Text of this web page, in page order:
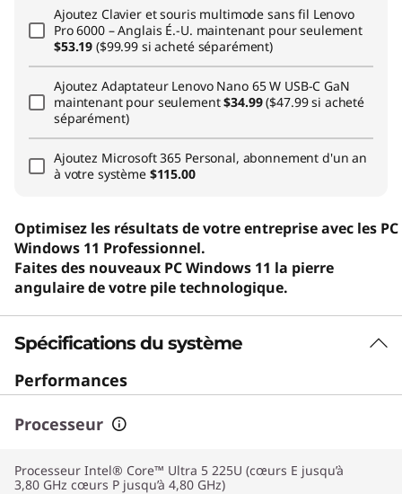
Ajoutez Clavier et souris multimode sans fil Lenovo
Pro 6000 – Anglais É.-U. maintenant pour seulement
$53.19($99.99 si acheté séparément)
Ajoutez Adaptateur Lenovo Nano 65 W USB-C GaN
maintenant pour seulement$34.99($47.99 si acheté
séparément)
Ajoutez Microsoft 365 Personal, abonnement d'un an
à votre système $115.00
Optimisez les résultats de votre entreprise avec les PC
Windows 11 Professionnel.
Faites des nouveaux PC Windows 11 la pierre
angulaire de votre pile technologique.
Spécifications du système
Performances
Processeur
Processeur Intel® Core™ Ultra 5 225U (cœurs E jusqu’à
3,80 GHz cœurs P jusqu’à 4,80 GHz)